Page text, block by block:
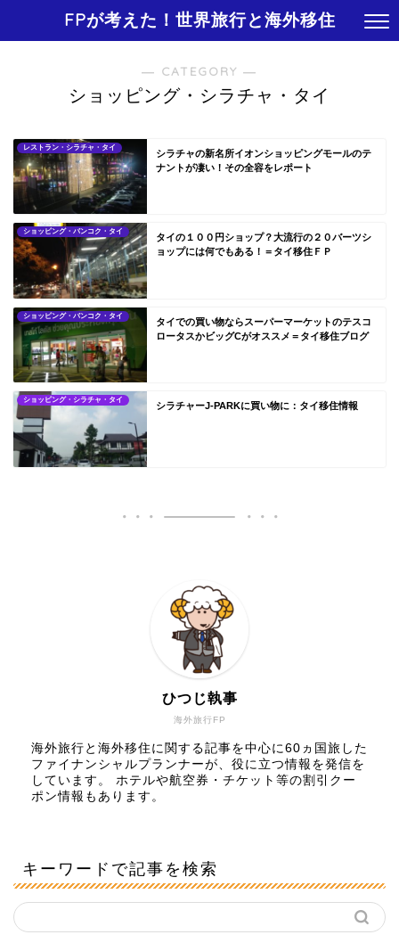
FPが考えた！世界旅行と海外移住
― CATEGORY ―
ショッピング・シラチャ・タイ
レストラン・シラチャ・タイ
シラチャの新名所イオンショッピングモールのテ
ナントが凄い！その全容をレポート
ショッピング・バンコク・タイ
タイの１００円ショップ？大流行の２０バーツシ
ョップには何でもある！＝タイ移住ＦＰ
ショッピング・バンコク・タイ
タイでの買い物ならスーパーマーケットのテスコ
ロータスかビッグCがオススメ＝タイ移住ブログ
ショッピング・シラチャ・タイ
シラチャーJ-PARKに買い物に：タイ移住情報
海外旅行FP
ひつじ執事
海外旅行と海外移住に関する記事を中心に60ヵ国旅した
ファイナンシャルプランナーが、役に立つ情報を発信を
しています。 ホテルや航空券・チケット等の割引クー
ポン情報もあります。
キーワードで記事を検索